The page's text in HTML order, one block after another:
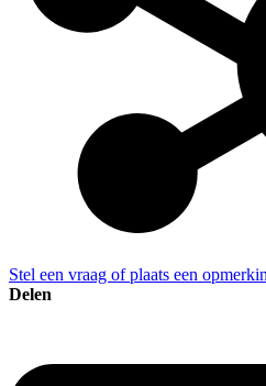
Stel een vraag of plaats een
Delen